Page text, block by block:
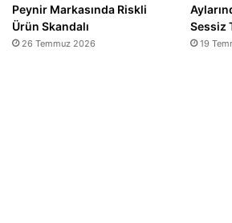
Peynir Markasında Riskli
Ürün Skandalı
26 Temmuz 2026
Sessiz
19